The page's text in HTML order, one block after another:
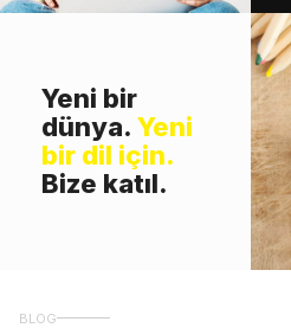
Yeni bir
dünya. Yeni
bir dil için.
Bize katıl.
BLOG